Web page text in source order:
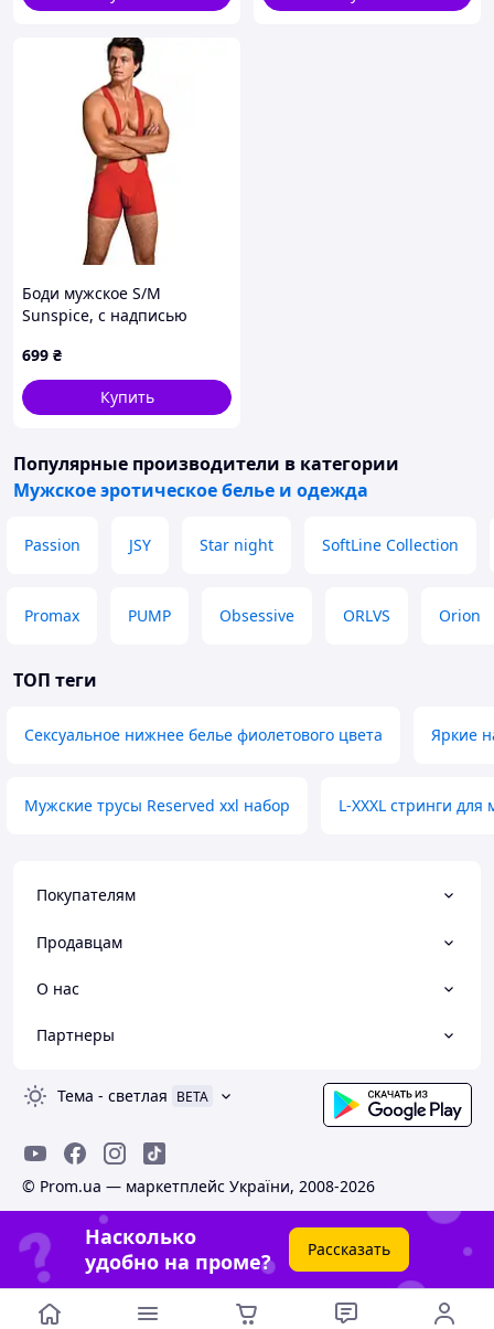
Боди мужское S/M
Sunspice, с надписью
699 ₴
Купить
Популярные производители в категории
Мужское эротическое белье и одежда
Passion JSY Star night SoftLine Collection
Promax PUMP Obsessive ORLVS Orion
ТОП теги
Сексуальное нижнее белье фиолетового цвета Яркие
Мужские трусы Reserved xxl набор L-XXXL стринги
Покупателям
Продавцам
О нас
Партнеры
Тема - светлая BETA
© Prom.ua — маркетплейс України, 2008-2026
Насколько
удобно на проме?
Рассказать